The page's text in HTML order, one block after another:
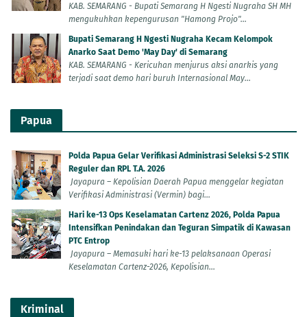
KAB. SEMARANG - Bupati Semarang H Ngesti Nugraha SH MH
mengukuhkan kepengurusan "Hamong Projo"...
Bupati Semarang H Ngesti Nugraha Kecam Kelompok
Anarko Saat Demo 'May Day' di Semarang
KAB. SEMARANG - Kericuhan menjurus aksi anarkis yang
terjadi saat demo hari buruh Internasional May...
Papua
Polda Papua Gelar Verifikasi Administrasi Seleksi S-2 STIK
Reguler dan RPL T.A. 2026
Jayapura – Kepolisian Daerah Papua menggelar kegiatan
Verifikasi Administrasi (Vermin) bagi...
Hari ke-13 Ops Keselamatan Cartenz 2026, Polda Papua
Intensifkan Penindakan dan Teguran Simpatik di Kawasan
PTC Entrop
Jayapura – Memasuki hari ke-13 pelaksanaan Operasi
Keselamatan Cartenz-2026, Kepolisian...
Kriminal